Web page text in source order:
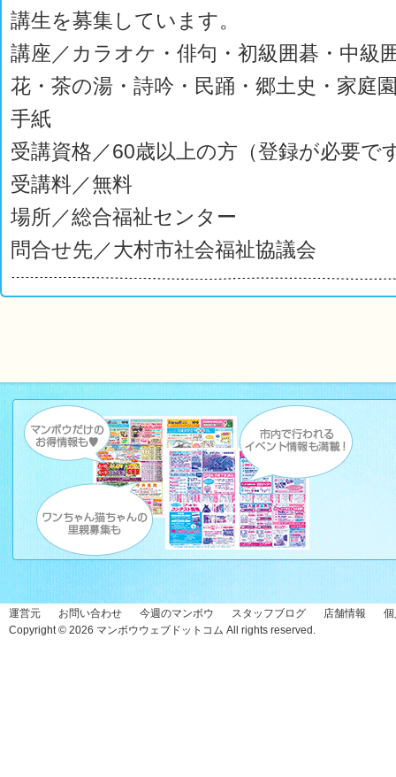
講生を募集しています。
講座／カラオケ・俳句・初級囲碁・中級
花・茶の湯・詩吟・民踊・郷土史・家庭
手紙
受講資格／60歳以上の方（登録が必要で
受講料／無料
場所／総合福祉センター
問合せ先／大村市社会福祉協議会
運営元 お問い合わせ 今週のマンボウ スタッフブログ 店舗情報
Copyright © 2026 マンボウウェブドットコム All rights reserved.